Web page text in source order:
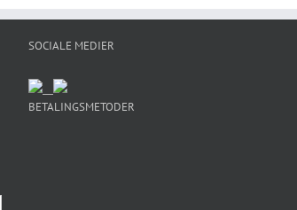
SOCIALE MEDIER
BETALINGSMETODER